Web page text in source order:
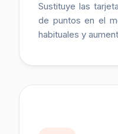
Sustituye las
de puntos en el
habituales y